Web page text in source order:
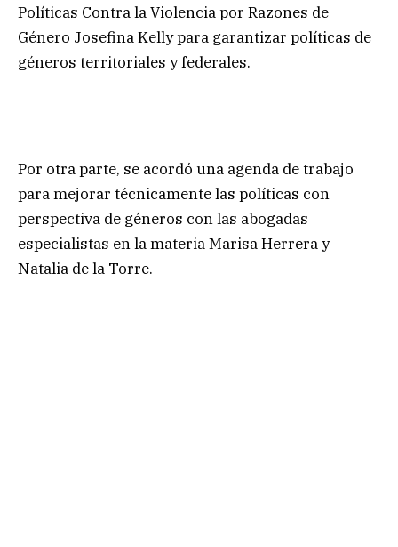
Políticas Contra la Violencia por Razones de
Género Josefina Kelly para garantizar políticas de
géneros territoriales y federales.
Por otra parte, se acordó una agenda de trabajo
para mejorar técnicamente las políticas con
perspectiva de géneros con las abogadas
especialistas en la materia Marisa Herrera y
Natalia de la Torre.